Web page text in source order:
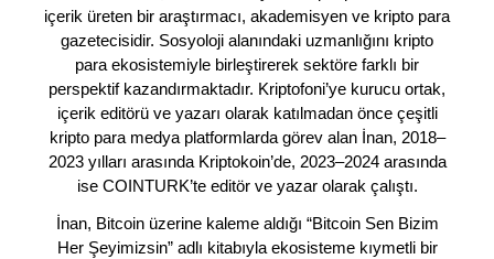
içerik üreten bir araştırmacı, akademisyen ve kripto para
gazetecisidir. Sosyoloji alanındaki uzmanlığını kripto
para ekosistemiyle birleştirerek sektöre farklı bir
perspektif kazandırmaktadır. Kriptofoni’ye kurucu ortak,
içerik editörü ve yazarı olarak katılmadan önce çeşitli
kripto para medya platformlarda görev alan İnan, 2018–
2023 yılları arasında Kriptokoin’de, 2023–2024 arasında
ise COINTURK’te editör ve yazar olarak çalıştı.
İnan, Bitcoin üzerine kaleme aldığı “Bitcoin Sen Bizim
Her Şeyimizsin” adlı kitabıyla ekosisteme kıymetli bir